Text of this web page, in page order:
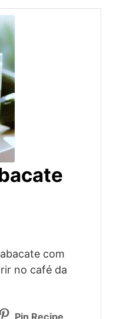
com
no café da
Pin Recipe